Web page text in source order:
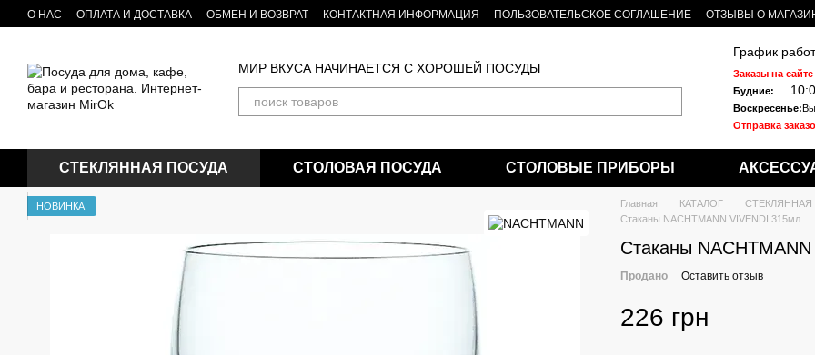
Перейти к основному контенту
О НАС ОПЛАТА И ДОСТАВКА ОБМЕН И ВОЗВРАТ КОНТАКТНАЯ ИНФОРМАЦИЯ ПОЛЬЗОВАТЕЛЬСКОЕ СОГЛАШЕНИЕ
ОТЗЫВЫ О
МИР ВКУСА НАЧИНАЕТСЯ С ХОРОШЕЙ ПОСУДЫ
График
Заказы на
Будние:
Воскресенье:
Отправка
СТЕКЛЯННАЯ ПОСУДА СТОЛОВАЯ ПОСУДА СТОЛОВЫЕ ПРИБОРЫ
НОВИНКА Главная КАТАЛОГ
Стаканы NACHTMANN VІVENDI 315мл
Стаканы
Продано Оставить отзыв
226 грн